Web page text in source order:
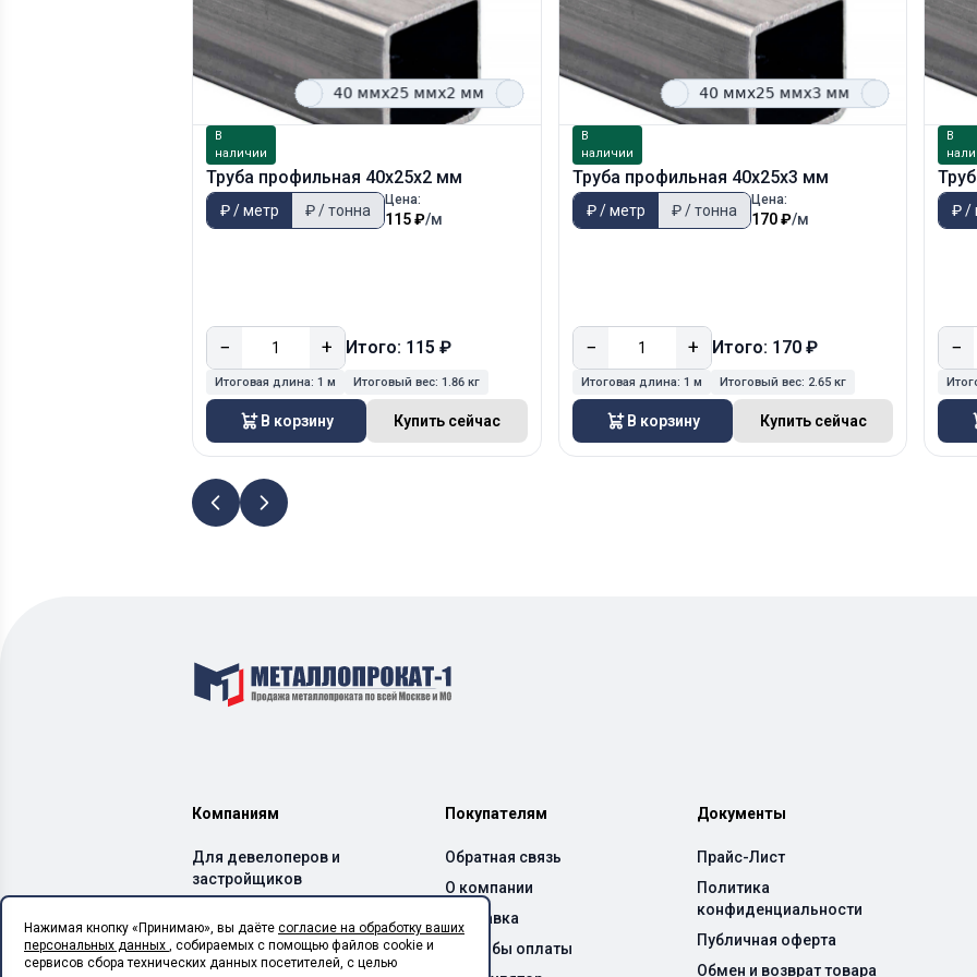
В
наличии
Труба профильная 40х25х2 мм
₽ / метр ₽ / тонна
Цена:
115 ₽/м
− + Итого: 115 ₽
Итоговая длина: 1 м Итоговый вес: 1.86 кг
В корзину Купить сейчас
В
наличии
Труба профильная 40х25х3 мм
₽ / метр ₽ / тонна
Цена:
170 ₽/м
− + Итого: 170 ₽
Итоговая длина: 1 м Итоговый вес: 2.65 кг
В корзину Купить сейчас
В
₽ /
−
Компаниям
Для девелоперов и
застройщиков
и бетонных заводов
Для производителей ЛСТК
Покупателям
Обратная связь
О компании
Доставка
Способы оплаты
Документы
Прайс-Лист
Политика
конфиденциальности
Публичная оферта
Обмен и возврат товара
Нажимая кнопку «Принимаю», вы даёте согласие на обработку ваших
персональных данных , собираемых с помощью файлов cookie и
сервисов сбора технических данных посетителей, с целью